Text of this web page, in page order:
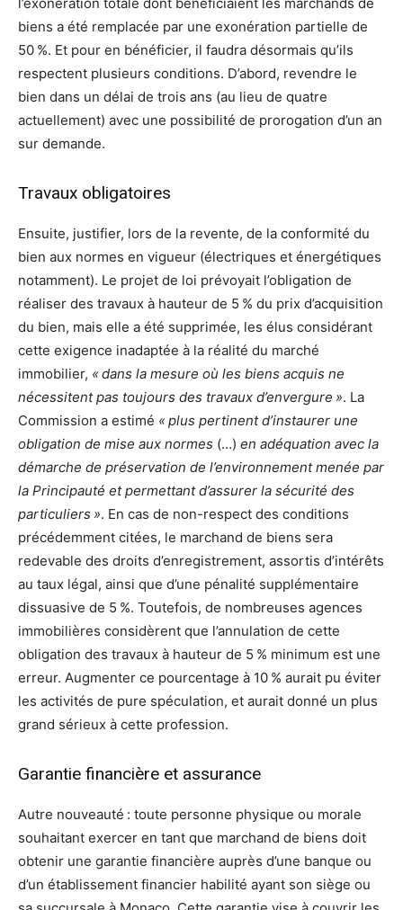
biens a été remplacée par une exonération partielle de
50 %. Et pour en bénéficier, il faudra désormais qu’ils
respectent plusieurs conditions. D’abord, revendre le
bien dans un délai de trois ans (au lieu de quatre
actuellement) avec une possibilité de prorogation d’un an
sur demande.
Travaux obligatoires
Ensuite, justifier, lors de la revente, de la conformité du
bien aux normes en vigueur (électriques et énergétiques
notamment). Le projet de loi prévoyait l’obligation de
réaliser des travaux à hauteur de 5 % du prix d’acquisition
du bien, mais elle a été supprimée, les élus considérant
cette exigence inadaptée à la réalité du marché
immobilier, « dans la mesure où les biens acquis ne
nécessitent pas toujours des travaux d’envergure ». La
Commission a estimé « plus pertinent d’instaurer une
obligation de mise aux normes (…) en adéquation avec la
démarche de préservation de l’environnement menée par
la Principauté et permettant d’assurer la sécurité des
particuliers ». En cas de non-respect des conditions
précédemment citées, le marchand de biens sera
redevable des droits d’enregistrement, assortis d’intérêts
au taux légal, ainsi que d’une pénalité supplémentaire
dissuasive de 5 %. Toutefois, de nombreuses agences
immobilières considèrent que l’annulation de cette
obligation des travaux à hauteur de 5 % minimum est une
erreur. Augmenter ce pourcentage à 10 % aurait pu éviter
les activités de pure spéculation, et aurait donné un plus
grand sérieux à cette profession.
Garantie financière et assurance
Autre nouveauté : toute personne physique ou morale
souhaitant exercer en tant que marchand de biens doit
obtenir une garantie financière auprès d’une banque ou
d’un établissement financier habilité ayant son siège ou